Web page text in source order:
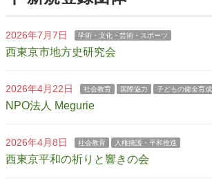
2026年7月7日 学術・文化・芸術・スポーツ
西東京市地方史研究会
2026年4月22日 社会教育 国際協力 子どもの健全育成
NPO法人 Megurie
2026年4月8日 社会教育 人権擁護・平和推進
西東京平和の祈りと響きの会